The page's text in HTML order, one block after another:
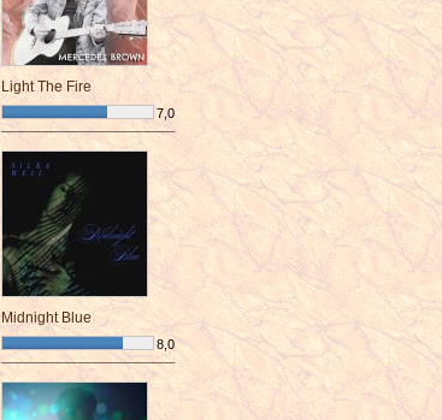
Light The Fire
7,0
¯¯¯¯¯¯¯¯¯¯¯¯¯¯¯¯¯¯¯¯¯¯¯¯
Midnight Blue
8,0
¯¯¯¯¯¯¯¯¯¯¯¯¯¯¯¯¯¯¯¯¯¯¯¯